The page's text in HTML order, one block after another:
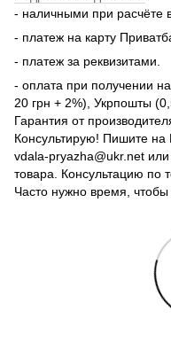
- наличными при расчёте
- платеж на карту
- платеж за реквизитами.
- оплата при получении
20 грн + 2%), Укрпошты
Гарантия от
Консультирую! Пишите
vdala-pryazha@ukr.net
товара. Консультацию по
Часто нужно время, чтобы